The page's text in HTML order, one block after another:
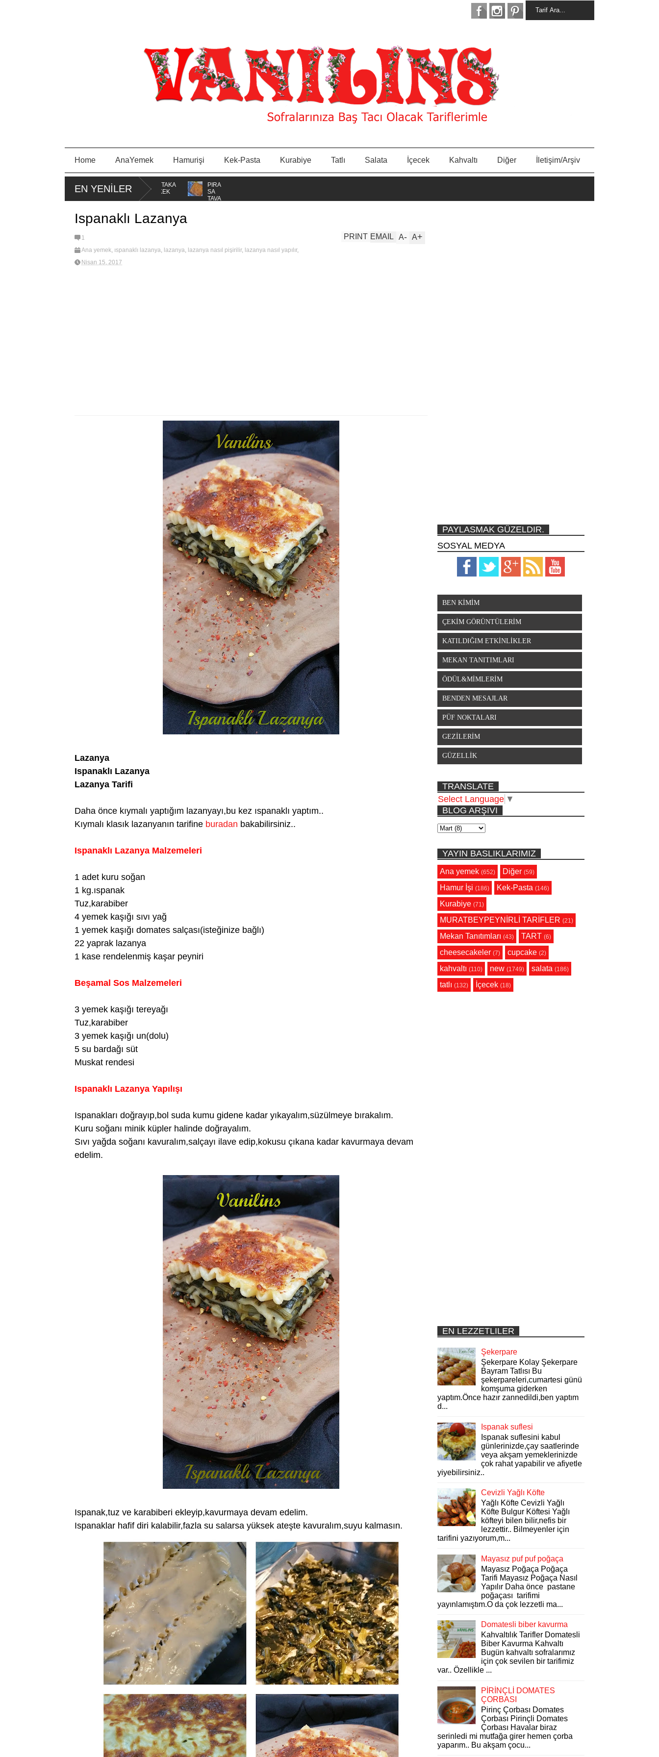
Home AnaYemek Hamurişi Kek-Pasta Kurabiye Tatlı Salata İçecek Kahvaltı Diğer İletişim/Arşiv
EN YENİLER
MİSKET
KURABİYE
PORTAKA
LLI KEK
PIRA
Ispanaklı Lazanya
1
Ana yemek, ıspanaklı lazanya, lazanya, lazanya nasıl pişirilir, lazanya nasıl yapılır,
Nisan 15, 2017
A+
A-
EMAIL
PRINT
Lazanya
Ispanaklı Lazanya
Lazanya Tarifi
Daha önce kıymalı yaptığım lazanyayı,bu kez ıspanaklı yaptım..
Kıymalı klasık lazanyanın tarifine buradan bakabilirsiniz..
Ispanaklı Lazanya Malzemeleri
1 adet kuru soğan
1 kg.ıspanak
Tuz,karabiber
4 yemek kaşığı sıvı yağ
1 yemek kaşığı domates salçası(isteğinize bağlı)
22 yaprak lazanya
1 kase rendelenmiş kaşar peyniri
Beşamal Sos Malzemeleri
3 yemek kaşığı tereyağı
Tuz,karabiber
3 yemek kaşığı un(dolu)
5 su bardağı süt
Muskat rendesi
Ispanaklı Lazanya Yapılışı
Ispanakları doğrayıp,bol suda kumu gidene kadar yıkayalım,süzülmeye bırakalım.
Kuru soğanı minik küpler halinde doğrayalım.
Sıvı yağda soğanı kavuralım,salçayı ilave edip,kokusu çıkana kadar kavurmaya devam
edelim.
Ispanak,tuz ve karabiberi ekleyip,kavurmaya devam edelim.
Ispanaklar hafif diri kalabilir,fazla su salarsa yüksek ateşte kavuralım,suyu kalmasın.
PAYLASMAK GÜZELDIR.
SOSYAL MEDYA
BEN KİMİM
ÇEKİM GÖRÜNTÜLERİM
KATILDIĞIM ETKİNLİKLER
MEKAN TANITIMLARI
ÖDÜL&MİMLERİM
BENDEN MESAJLAR
PÜF NOKTALARI
GEZİLERİM
GÜZELLİK
TRANSLATE
Select Language ▼
BLOG ARŞIVI
YAYIN BASLIKLARIMIZ
Ana yemek (652) Diğer (59)
Hamur İşi (186) Kek-Pasta (146)
Kurabiye (71)
MURATBEYPEYNİRLİ TARİFLER (21)
Mekan Tanıtımları (43) TART (6)
cheesecakeler (7) cupcake (2)
kahvaltı (110) new (1749) salata (186)
tatlı (132) İçecek (18)
EN LEZZETLILER
Şekerpare
Şekerpare Kolay Şekerpare
Bayram Tatlısı Bu
şekerpareleri,cumartesi günü
komşuma giderken
yaptım.Önce hazır zannedildi,ben yaptım
d...
Ispanak suflesi
Ispanak suflesini kabul
günlerinizde,çay saatlerinde
veya akşam yemeklerinizde
çok rahat yapabilir ve afiyetle
yiyebilirsiniz..
Cevizli Yağlı Köfte
Yağlı Köfte Cevizli Yağlı
Köfte Bulgur Köftesi Yağlı
köfteyi bilen bilir,nefis bir
lezzettir.. Bilmeyenler için
tarifini yazıyorum,m...
Mayasız puf puf poğaça
Mayasız Poğaça Poğaça
Tarifi Mayasız Poğaça Nasıl
Yapılır Daha önce pastane
poğaçası tarifimi
yayınlamıştım.O da çok lezzetli ma...
Domatesli biber kavurma
Kahvaltılık Tarifler Domatesli
Biber Kavurma Kahvaltı
Bugün kahvaltı sofralarımız
için çok sevilen bir tarifimiz
var.. Özellikle ...
PİRİNÇLİ DOMATES
ÇORBASI
Pirinç Çorbası Domates
Çorbası Pirinçli Domates
Çorbası Havalar biraz
serinledi mi mutfağa girer hemen çorba
yaparım.. Bu akşam çocu...